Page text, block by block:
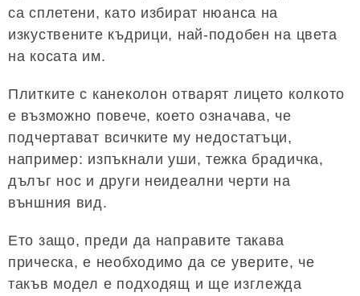
са сплетени, като избират нюанса на
изкуствените къдрици, най-подобен на цвета
на косата им.
Плитките с канеколон отварят лицето колкото
е възможно повече, което означава, че
подчертават всичките му недостатъци,
например: изпъкнали уши, тежка брадичка,
дълъг нос и други неидеални черти на
външния вид.
Ето защо, преди да направите такава
прическа, е необходимо да се уверите, че
такъв модел е подходящ и ще изглежда